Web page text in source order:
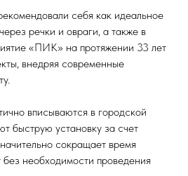
себя как идеальное
речки и овраги, а также в
«ПИК» на протяжении 33 лет
внедряя современные
вписываются в городской
быструю установку за счет
сокращает время
необходимости проведения